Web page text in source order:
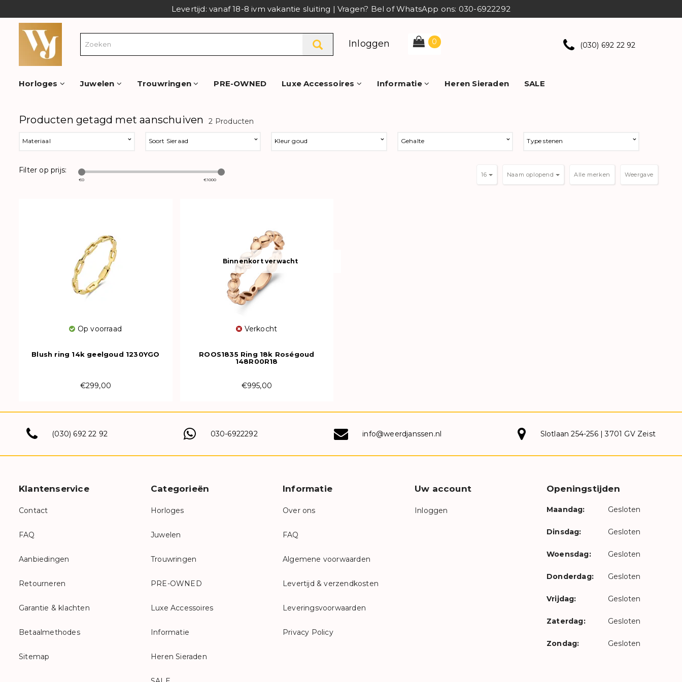
Levertijd: vanaf 18-8 ivm vakantie sluiting | Vragen? Bel of WhatsApp ons: 030-6922292
Inloggen 0 (030) 692 22 92
Horloges Juwelen Trouwringen PRE-OWNED Luxe Accessoires Informatie Heren Sieraden SALE
Producten getagd met aanschuiven 2 Producten
Materiaal Soort Sieraad Kleur goud Gehalte Type stenen
Filter op prijs:
€0 €1000
Weergave
Naam oplopend
16
Op voorraad
Blush ring 14k geelgoud 1230YGO
€299,00
Binnenkort verwacht
Verkocht
ROOS1835 Ring 18k Roségoud
148R00R18
€995,00
(030) 692 22 92 030-6922292 info@weerdjanssen.nl Slotlaan 254-256 | 3701 GV Zeist
Klantenservice
Contact
FAQ
Aanbiedingen
Retourneren
Garantie & klachten
Betaalmethodes
Sitemap
Categorieën
Horloges
Juwelen
Trouwringen
PRE-OWNED
Luxe Accessoires
Informatie
Heren Sieraden
Informatie
Over ons
FAQ
Algemene voorwaarden
Levertijd & verzendkosten
Leveringsvoorwaarden
Privacy Policy
Uw account
Inloggen
Openingstijden
Maandag: Gesloten
Dinsdag: Gesloten
Woensdag: Gesloten
Donderdag: Gesloten
Vrijdag: Gesloten
Zaterdag: Gesloten
Zondag: Gesloten